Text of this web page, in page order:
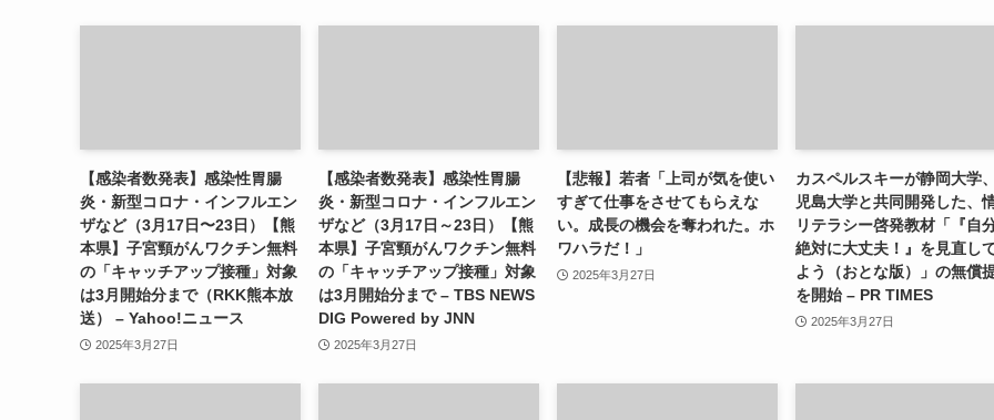
【感染者数発表】感染性胃腸
炎・新型コロナ・インフルエン
ザなど（3月17日〜23日）【熊
本県】子宮頸がんワクチン無料
の「キャッチアップ接種」対象
は3月開始分まで（RKK熊本放
送） – Yahoo!ニュース
2025年3月27日
【感染者数発表】感染性胃腸
炎・新型コロナ・インフルエン
ザなど（3月17日～23日）【熊
本県】子宮頸がんワクチン無料
の「キャッチアップ接種」対象
は3月開始分まで – TBS NEWS
DIG Powered by JNN
2025年3月27日
【悲報】若者「上司が気を使い
すぎて仕事をさせてもらえな
い。成長の機会を奪われた。ホ
ワハラだ！」
2025年3月27日
カスペルスキーが静岡大学
児島大学と共同開発した、
リテラシー啓発教材「『自
絶対に大丈夫！』を見直し
よう（おとな版）」の無償
を開始 – PR TIMES
2025年3月27日